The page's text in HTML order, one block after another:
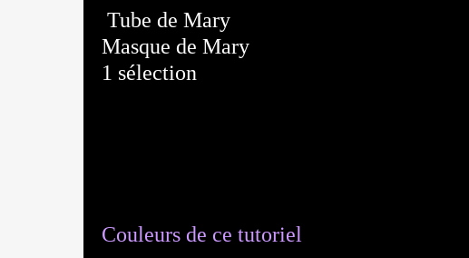
Tube de Mary
Masque de Mary
1 sélection
Couleurs de ce tutoriel